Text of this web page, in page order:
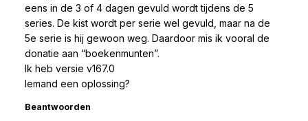
eens in de 3 of 4 dagen gevuld wordt tijdens de 5
series. De kist wordt per serie wel gevuld, maar na de
5e serie is hij gewoon weg. Daardoor mis ik vooral de
donatie aan “boekenmunten”.
Ik heb versie v167.0
Iemand een oplossing?
Beantwoorden